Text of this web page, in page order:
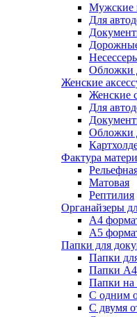
Мужские
Для
Обложки
Женские
Женские
Для
Обложки
Фактура
Матовая
Рептилия
Органайзеры
А4
А5
Папки для
Папки
Папки А4
Папки на
С одним
С двумя